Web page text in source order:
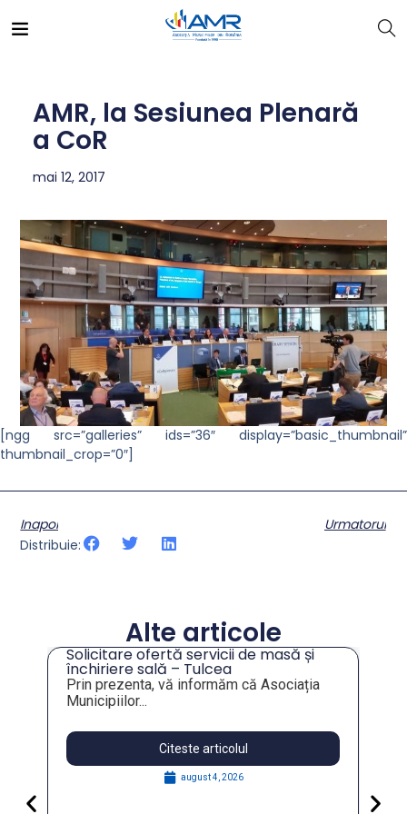
AMR, la Sesiunea Plenară
a CoR
mai 12, 2017
[ngg src=”galleries” ids=”36″ display=”basic_thumbnail”
thumbnail_crop=”0″]
Inapoi
Urmatorul
Distribuie:
Alte articole
Solicitare ofertă servicii de masă și
închiriere sală – Tulcea
Prin prezenta, vă informăm că Asociația
Municipiilor...
Citeste articolul
august 4, 2026